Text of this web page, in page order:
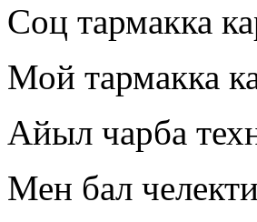
Соц тармакка
Мой тармакка
Айыл чарба
Мен бал